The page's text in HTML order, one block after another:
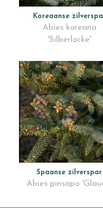
Koreaanse
Abies koreana
'Silberlocke'
Spaanse zilverspar
Abies pinsapo